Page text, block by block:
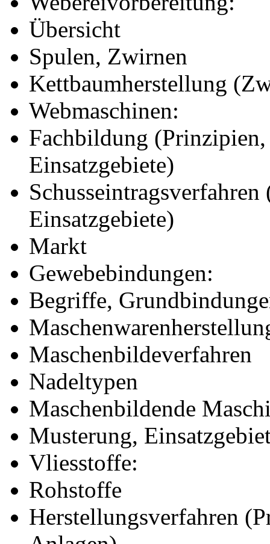
Übersicht
Spulen, Zwirnen
Kettbaumherstellung
Webmaschinen:
Fachbildung
Einsatzgebiete)
Einsatzgebiete)
Markt
Gewebebindungen:
Begriffe,
Maschenbildeverfahren
Nadeltypen
Maschenbildende
Musterung,
Vliesstoffe:
Rohstoffe
Herstellungsverfahren